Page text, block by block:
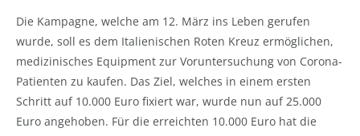
Die Kampagne, welche am 12. März ins Leben gerufen
wurde, soll es dem Italienischen Roten Kreuz ermöglichen,
medizinisches Equipment zur Voruntersuchung von Corona-
Patienten zu kaufen. Das Ziel, welches in einem ersten
Schritt auf 10.000 Euro fixiert war, wurde nun auf 25.000
Euro angehoben. Für die erreichten 10.000 Euro hat die